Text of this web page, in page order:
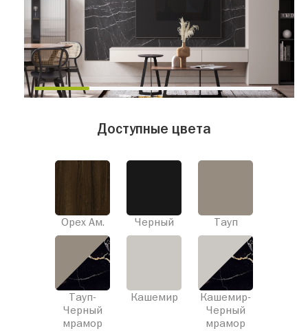
Доступные цвета
Орех Ам. Черный Тауп
Тауп-
Черный
мрамор
Кашемир
Кашемир-
Черный
мрамор